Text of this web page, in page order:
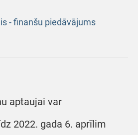
- finanšu piedāvājums
aptaujai var
2022. gada 6. aprīlim